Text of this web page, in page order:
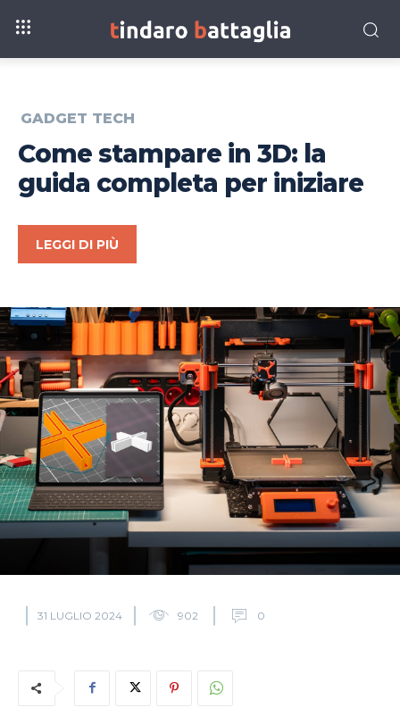
GADGET TECH
Come stampare in 3D: la
guida completa per iniziare
LEGGI DI PIÙ
31 LUGLIO 2024 902 0